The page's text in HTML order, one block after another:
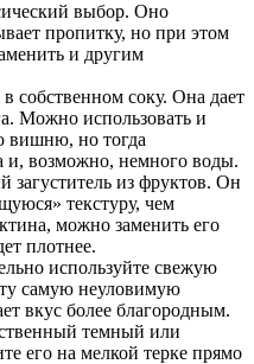
выбор. Оно
пропитку, но при этом
и другим
собственном соку. Она дает
Можно использовать и
вишню, но тогда
и, возможно, немного воды.
загуститель из фруктов. Он
текстуру, чем
можно заменить его
плотнее.
используйте свежую
самую неуловимую
вкус более благородным.
темный или
его на мелкой терке прямо